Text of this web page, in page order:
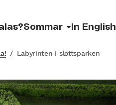
Sommar In English
/ Labyrinten i slottsparken